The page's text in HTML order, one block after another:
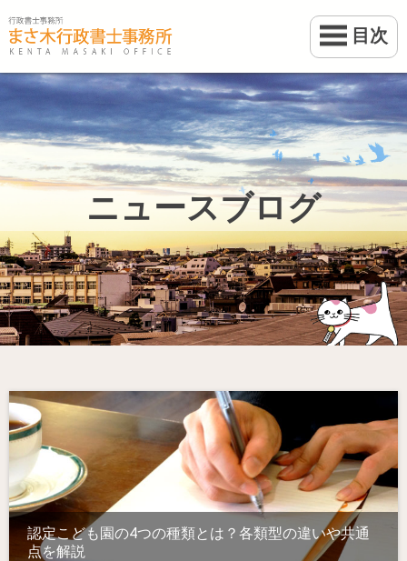
目次
ホーム
業務案内
事務所案内
料金
ブログ
お問い合わせ
ニュースブログ
認定こども園の4つの種類とは？各類型の違いや共通
点を解説